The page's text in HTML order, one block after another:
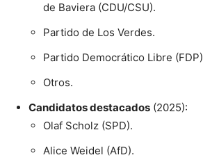
de Baviera (CDU/CSU).
Partido de Los Verdes.
Partido Democrático Libre (FDP)
Otros.
Candidatos destacados (2025):
Olaf Scholz (SPD).
Alice Weidel (AfD).